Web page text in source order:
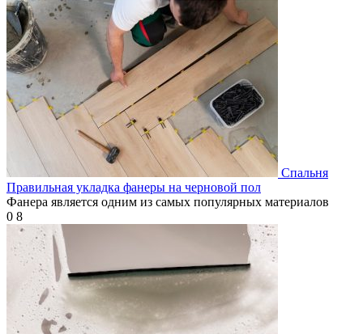
Спальня
Правильная укладка фанеры на черновой пол
Фанера является одним из самых популярных материалов
0 8